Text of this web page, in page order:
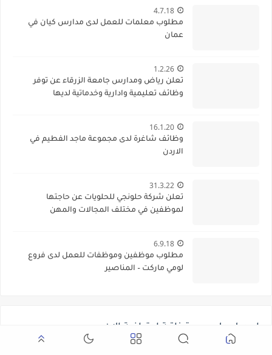
4.7.18
مطلوب معلمات للعمل لدى مدارس كيان في
عمان
1.2.26
تعلن رياض ومدارس جامعة الزرقاء عن توفر
وظائف تعليمية وادارية وخدماتية لديها
16.1.20
وظائف شاغرة لدى مجموعة ماجد الفطيم في
الاردن
31.3.22
تعلن شركة حلونجي للحلويات عن حاجتها
لموظفين في مختلف المجالات والمهن
6.9.18
مطلوب موظفين وموظفات للعمل لدى فروع
لومي ماركت – المناصير
احصل على سيرة ذاتية احترافية الان